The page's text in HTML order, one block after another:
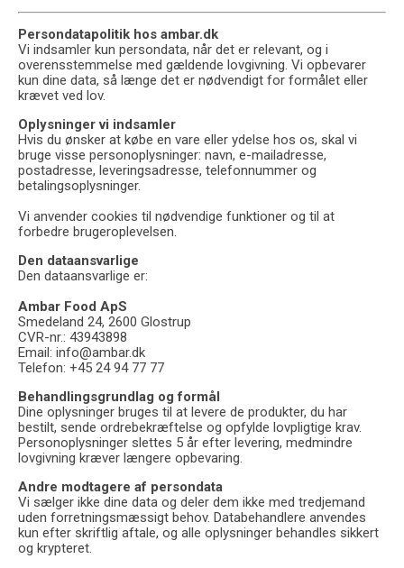
Persondatapolitik hos ambar.dk
Vi indsamler kun persondata, når det er relevant, og i
overensstemmelse med gældende lovgivning. Vi opbevarer
kun dine data, så længe det er nødvendigt for formålet eller
krævet ved lov.
Oplysninger vi indsamler
Hvis du ønsker at købe en vare eller ydelse hos os, skal vi
bruge visse personoplysninger: navn, e-mailadresse,
postadresse, leveringsadresse, telefonnummer og
betalingsoplysninger.
Vi anvender cookies til nødvendige funktioner og til at
forbedre brugeroplevelsen.
Den dataansvarlige
Den dataansvarlige er:
Ambar Food ApS
Smedeland 24, 2600 Glostrup
CVR-nr.: 43943898
Email: info@ambar.dk
Telefon: +45 24 94 77 77
Behandlingsgrundlag og formål
Dine oplysninger bruges til at levere de produkter, du har
bestilt, sende ordrebekræftelse og opfylde lovpligtige krav.
Personoplysninger slettes 5 år efter levering, medmindre
lovgivning kræver længere opbevaring.
Andre modtagere af persondata
Vi sælger ikke dine data og deler dem ikke med tredjemand
uden forretningsmæssigt behov. Databehandlere anvendes
kun efter skriftlig aftale, og alle oplysninger behandles sikkert
og krypteret.